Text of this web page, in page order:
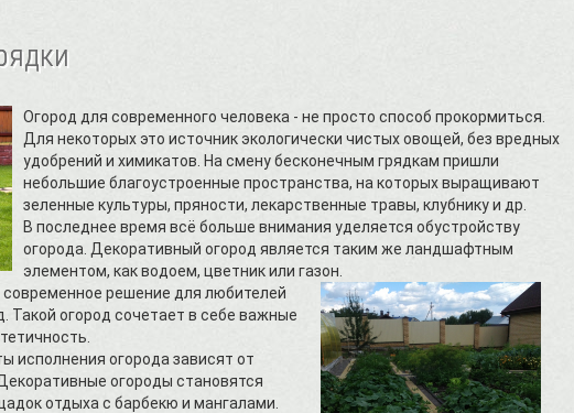
Огород для современного человека - не просто способ прокормиться.
Для некоторых это источник экологически чистых овощей, без вредных
удобрений и химикатов. На смену бесконечным грядкам пришли
небольшие благоустроенные пространства, на которых выращивают
зеленные культуры, пряности, лекарственные травы, клубнику и др.
В последнее время всё больше внимания уделяется обустройству
огорода. Декоративный огород является таким же ландшафтным
элементом, как водоем, цветник или газон.
решение для любителей
Такой огород сочетает в себе важные
исполнения огорода зависят от
огороды становятся
отдыха с барбекю и мангалами.